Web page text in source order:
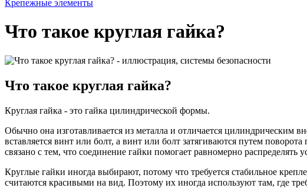
Крепежные элементы
Что такое круглая гайка?
Что такое круглая гайка?
Круглая гайка - это гайка цилиндрической формы.
Обычно она изготавливается из металла и отличается цилиндрическим
вставляется винт или болт, а винт или болт затягиваются путем
связано с тем, что соединение гайки помогает равномерно распределять
Круглые гайки иногда выбирают, потому что требуется стабильное
считаются красивыми на вид. Поэтому их иногда используют там, где